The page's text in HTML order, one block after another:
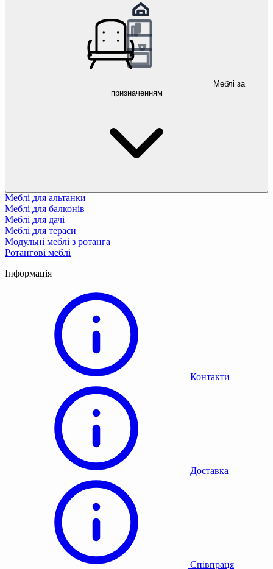
Меблі за
призначенням
Меблі для альтанки
Меблі для балконів
Меблі для дачі
Меблі для тераси
Модульні меблі з ротанга
Ротангові меблі
Інформація
Контакти
Доставка
Співпраця